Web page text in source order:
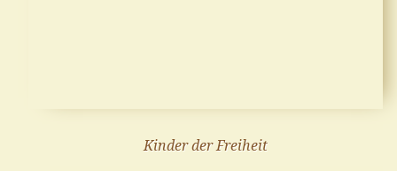
Kinder der Freiheit